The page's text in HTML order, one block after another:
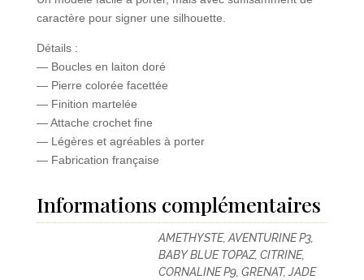
caractère pour signer une silhouette.
Détails :
— Boucles en laiton doré
— Pierre colorée facettée
— Finition martelée
— Attache crochet fine
— Légères et agréables à porter
— Fabrication française
Informations complémentaires
AMETHYSTE, AVENTURINE P3,
BABY BLUE TOPAZ, CITRINE,
CORNALINE P9, GRENAT, JADE